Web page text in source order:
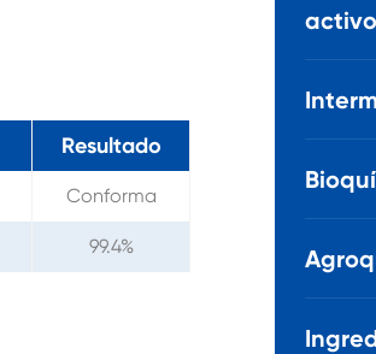
Resultado
Conforma
99.4%